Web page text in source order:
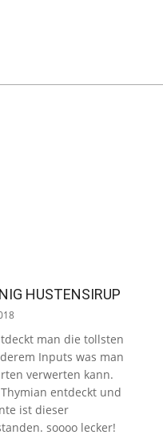
HUSTENSIRUP
man die tollsten
Inputs was man
verwerten kann.
entdeckt und
ist dieser
soooo lecker!